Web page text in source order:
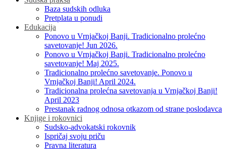
Baza sudskih odluka
Pretplata u ponudi
Edukacija
Ponovo u Vrnjačkoj Banji. Tradicionalno prolećno
savetovanje! Jun 2026.
Ponovo u Vrnjačkoj Banji. Tradicionalno prolećno
savetovanje! Maj 2025.
Tradicionalno prolećno savetovanje. Ponovo u
Vrnjačkoj Banji! April 2024.
Tradicionalna prolećna savetovanja u Vrnjačkoj Banji!
April 2023
Prestanak radnog odnosa otkazom od strane poslodavca
Knjige i rokovnici
Sudsko-advokatski rokovnik
Ispričaj svoju priču
Pravna literatura